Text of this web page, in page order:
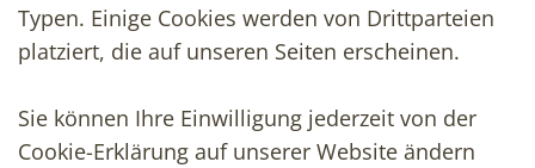
Typen. Einige Cookies werden von Drittparteien
platziert, die auf unseren Seiten erscheinen.
Sie können Ihre Einwilligung jederzeit von der
Cookie-Erklärung auf unserer Website ändern